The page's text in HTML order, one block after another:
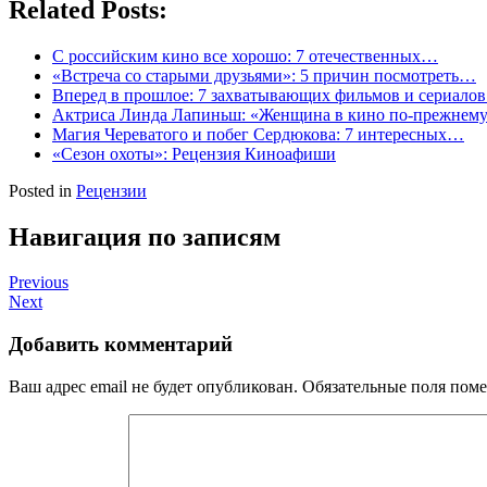
Related Posts:
С российским кино все хорошо: 7 отечественных…
«Встреча со старыми друзьями»: 5 причин посмотреть…
Вперед в прошлое: 7 захватывающих фильмов и
Актриса Линда Лапиньш: «Женщина в кино по-
Магия Череватого и побег Сердюкова: 7 интересных…
«Сезон охоты»: Рецензия Киноафиши
Posted in Рецензии
Навигация по записям
Previous
Next
Добавить комментарий
Ваш адрес email не будет опубликован. Обязательные поля